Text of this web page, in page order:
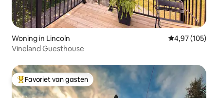
Woning in Lincoln Gemiddelde
4,97 (105)
Vineland Guesthouse
Topfavoriet van gasten
Favoriet van gasten